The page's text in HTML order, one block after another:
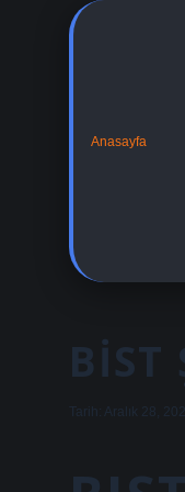
Anasayfa
BIST
Tarih: Aralık 28, 2024